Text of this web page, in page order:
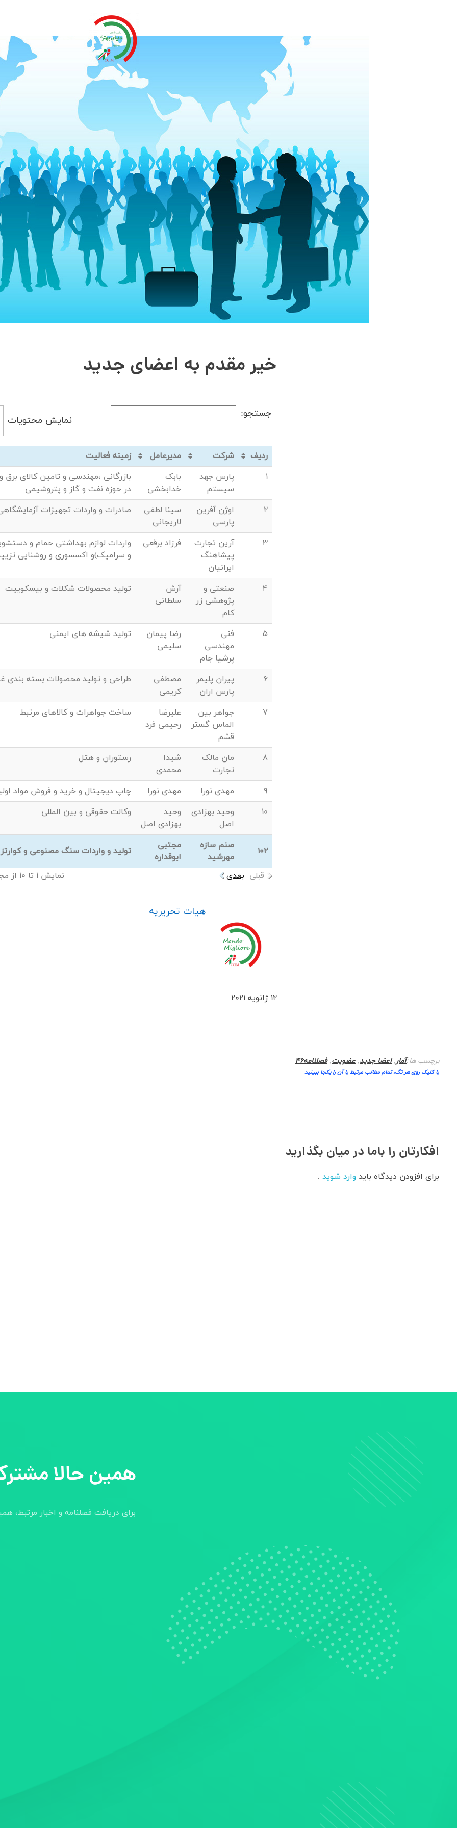
خیر مقدم به اعضای جدید
نمایش محتویات
جستجو:
ردیف شرکت مدیرعامل
زمینه فعالیت
1
پارس جهد
سیستم
بابک
خدابخشی
بازرگانی ،مهندسی و تامین کالای برق
در حوزه نفت و گاز و پتروشیمی
2
اوژن آفرین
پارسی
سینا لطفی
لاریجانی
صادرات و واردات تجهیزات
3
آرین تجارت
پیشاهنگ
ایرانیان
فرزاد برقعی
واردات لوازم بهداشتی حمام و
و سرامیک)و اکسسوری و روشنایی
4
صنعتی و
پژوهشی زر
کام
آرش
سلطانی
تولید محصولات شکلات و بیسکوییت
5
فنی
مهندسی
پرشیا جام
رضا پیمان
سلیمی
تولید شیشه های ایمنی
6
پیران پلیمر
پارس اران
مصطفی
کریمی
طراحی و تولید محصولات بسته بندی
7
جواهر بین
الماس گستر
قشم
علیرضا
رحیمی فرد
ساخت جواهرات و کالاهای مرتبط
8
مان مالک
تجارت
شیدا
محمدی
رستوران و هتل
9 مهدی نورا مهدی نورا
چاپ دیجیتال و خرید و فروش مواد
10
وحید بهزادی
اصل
وحید
بهزادی اصل
وکالت حقوقی و بین المللی
102
صنم سازه
مهرشید
مجتبی
ابوقداره
تولید و واردات سنگ مصنوعی و کوارتز
نمایش 1 تا 10 از مجموع 101 مورد قبلی بعدی
هیات تحریریه
12 ژانویه 2021
برچسب ها:آمار,اعضا جدید, عضویت,فصلنامه46
با کلیک روی هر تگ، تمام مطالب مرتبط با آن را یکجا ببینید
افکارتان را باما در میان بگذارید
برای افزودن دیدگاه باید وارد شوید .
همین حالا
برای دریافت فصلنامه و اخبار مرتبط،